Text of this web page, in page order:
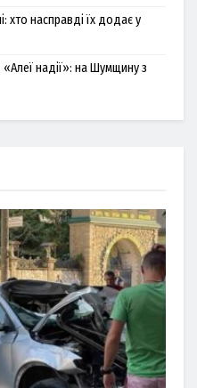
хто насправді їх додає у
«Алеї надії»: на Шумщину з